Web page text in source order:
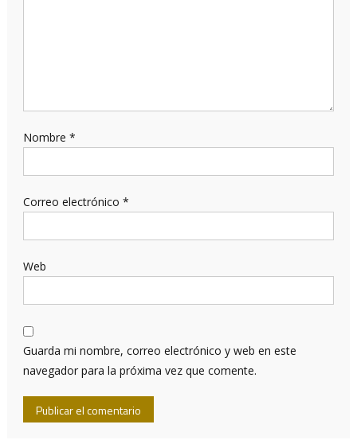
Nombre *
Correo electrónico *
Web
Guarda mi nombre, correo electrónico y web en este
navegador para la próxima vez que comente.